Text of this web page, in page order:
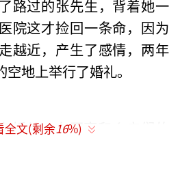
路过的张先生，背着她一
院这才捡回一条命，因为
越近，产生了感情，两年
地上举行了婚礼。
婚纱，在同事和乡亲们的
全文(剩余16%)